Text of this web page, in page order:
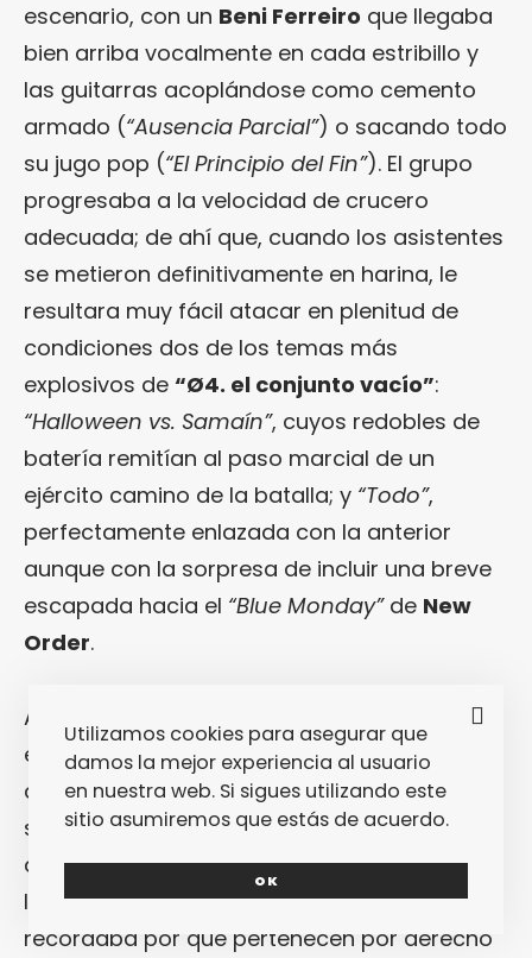
escenario, con un Beni Ferreiro que llegaba
bien arriba vocalmente en cada estribillo y
las guitarras acoplándose como cemento
armado (“Ausencia Parcial”) o sacando todo
su jugo pop (“El Principio del Fin”). El grupo
progresaba a la velocidad de crucero
adecuada; de ahí que, cuando los asistentes
se metieron definitivamente en harina, le
resultara muy fácil atacar en plenitud de
condiciones dos de los temas más
explosivos de “Ø4. el conjunto vacío”:
“Halloween vs. Samaín”, cuyos redobles de
batería remitían al paso marcial de un
ejército camino de la batalla; y “Todo”,
perfectamente enlazada con la anterior
aunque con la sorpresa de incluir una breve
escapada hacia el “Blue Monday”de New
Order.
A
efectividad: ahí nunca fallan. La manera en
que conquistaron el espacio de la sala con
su sonido maleable y trasladaron sin
artificios su acostumbrada temática sobre
las tribulaciones propias de la vida y el amor
recordaba por qué pertenecen por derecho
Utilizamos cookies para asegurar que
damos la mejor experiencia al usuario
en nuestra web. Si sigues utilizando este
sitio asumiremos que estás de acuerdo.
OK